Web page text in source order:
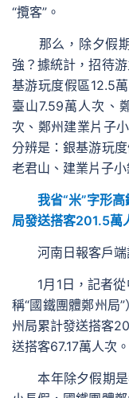
“攬客”。
那么，除夕假期
強？據統計，招待
基游玩度假區12.5
臺山7.59萬人次、
次、鄭州建業片子
分辨是：銀基游玩
老君山、建業片子小
我省“米”字形高
局發送搭客201.5萬
河南日報客戶端
1月1日，記者從
稱“國鐵團體鄭州局
州局累計發送搭客
送搭客67.17萬人次。
本年除夕假期是